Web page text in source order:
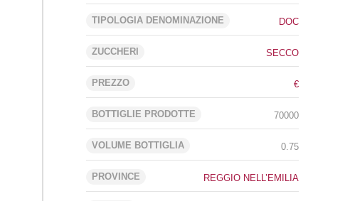
TIPOLOGIA DENOMINAZIONE DOC
ZUCCHERI SECCO
PREZZO €
BOTTIGLIE PRODOTTE 70000
VOLUME BOTTIGLIA 0.75
PROVINCE REGGIO NELL’EMILIA